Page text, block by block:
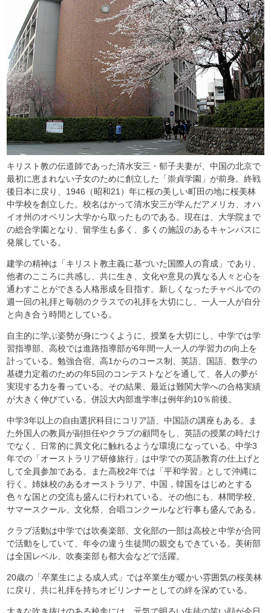
キリスト教の伝道師であった清水安三・郁子夫妻が、中国の北京で
最初に恵まれない子女のために創立した「崇貞学園」が前身。終戦
後日本に戻り、1946（昭和21）年に桜の美しい町田の地に桜美林
中学校を創立した。校名はかって清水安三が学んだアメリカ、オハ
イオ州のオベリン大学から取ったものである。現在は、大学院まで
の総合学園となり、留学生も多く、多くの施設のあるキャンパスに
発展している。
建学の精神は「キリスト教主義に基づいた国際人の育成」であり、
他者のこころに共感し、共に生き、文化や意見の異なる人々と心を
通わすことができる人格形成を目指す。新しくなったチャペルでの
週一回の礼拝と毎朝のクラスでの礼拝を大切にし、一人一人が自分
と向き合う時間としている。
自主的に学ぶ姿勢が身につくように、授業を大切にし、中学では学
習指導部、高校では進路指導部が6年間一人一人の学習力の向上を
計っている。勉強合宿、高1からのコース制、英語、国語、数学の
基礎力定着のための年5回のコンテストなどを通して、各人の夢が
実現する力を養っている。その結果、最近は難関大学への合格実績
が大きく伸びている。併設大内部進学率は例年約10％前後。
中学3年以上の自由選択科目にコリア語、中国語の講座もある。ま
た外国人の教員が副担任やクラブの顧問をし、英語の授業の時だけ
でなく、日常的に異文化に触れるような環境になっている。中学3
年での「オーストラリア研修旅行」は中学での英語教育の仕上げと
して全員参加である。また高校2年では「平和学習」として沖縄に
行く。姉妹校のあるオーストラリア、中国，韓国をはじめとする
色々な国との交流も盛んに行われている。その他にも、林間学校、
サマースクール、文化祭、合唱コンクールなど行事も盛んである。
クラブ活動は中学では吹奏楽部、文化部の一部は高校と中学が合同
で活動をしていて、年令の違う生徒間の親交もできている。美術部
は全国レベル、吹奏楽部も都大会などで活躍。
20歳の「卒業生による成人式」では卒業生が暖かい雰囲気の桜美林
に戻り、共に礼拝を持ちオビリンナーとしての絆を深めている。